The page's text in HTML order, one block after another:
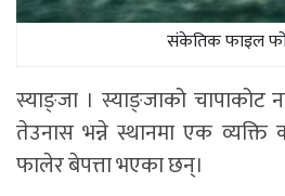
संकेतिक फाइल
स्याङ्जा । स्याङ्जाको चापाकोट
तेउनास भन्ने स्थानमा एक व्यक्ति
फालेर बेपत्ता भएका छन्।